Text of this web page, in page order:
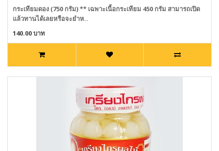
กระเทียมดอง (750 กรัม) ** เฉพาะเนื้อกระเทียม 450 กรัม สามารถเปิด
แล้วทานได้เลยหรือจะยำห..
140.00 บาท